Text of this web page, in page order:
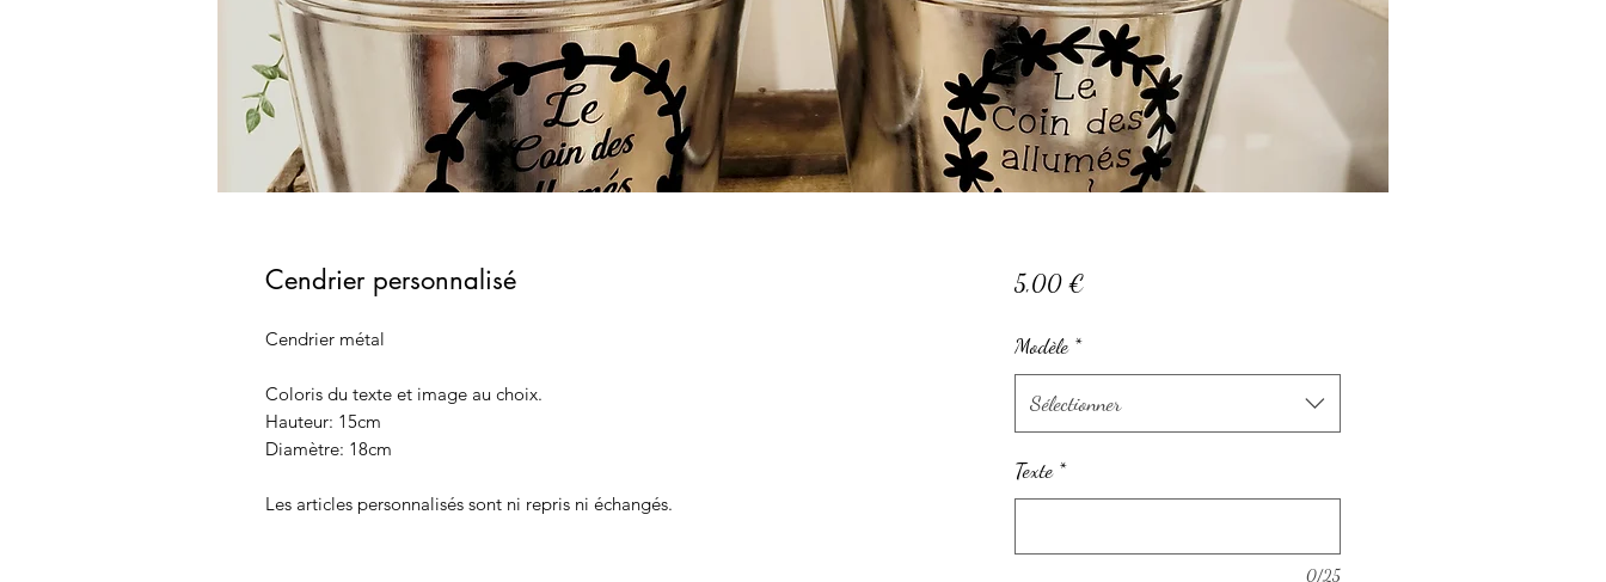
Cendrier personnalisé
Cendrier métal
Coloris du texte et image au choix.
Hauteur: 15cm
Diamètre: 18cm
Les articles personnalisés sont ni repris ni échangés.
5,00 €Prix
Modèle *
Sélectionner
Texte *
0/25